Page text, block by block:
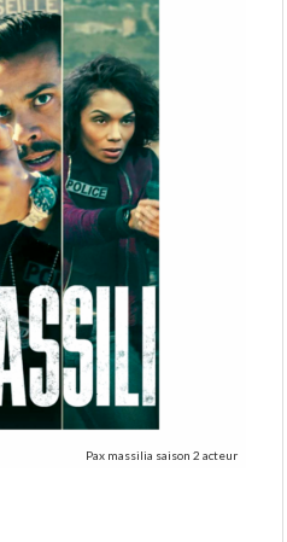
Pax massilia saison 2 acteur